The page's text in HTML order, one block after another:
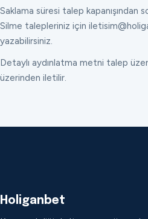
Saklama süresi talep kapanışından
Silme talepleriniz için
yazabilirsiniz.
Detaylı aydınlatma metni talep
üzerinden iletilir.
Holiganbet